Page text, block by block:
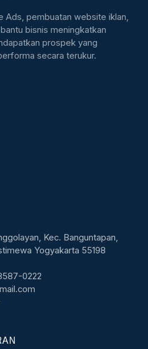
Ads, pembuatan website iklan,
bisnis meningkatkan
prospek yang
secara terukur.
Kec. Banguntapan,
Yogyakarta 55198
0222